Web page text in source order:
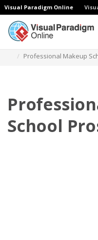
Visual Paradigm Online
Professional Makeup
School